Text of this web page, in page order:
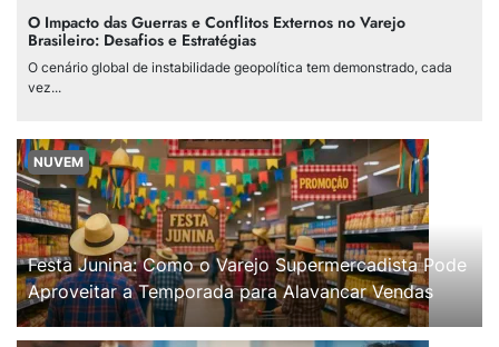
O Impacto das Guerras e Conflitos Externos no Varejo
Brasileiro: Desafios e Estratégias
O cenário global de instabilidade geopolítica tem demonstrado, cada
vez...
NUVEM
Festa Junina: Como o Varejo Supermercadista Pode
Aproveitar a Temporada para Alavancar Vendas